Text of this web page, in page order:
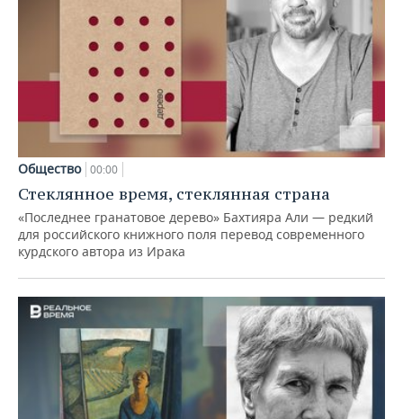
Общество 00:00
Стеклянное время, стеклянная страна
«Последнее гранатовое дерево» Бахтияра Али — редкий
для российского книжного поля перевод современного
курдского автора из Ирака